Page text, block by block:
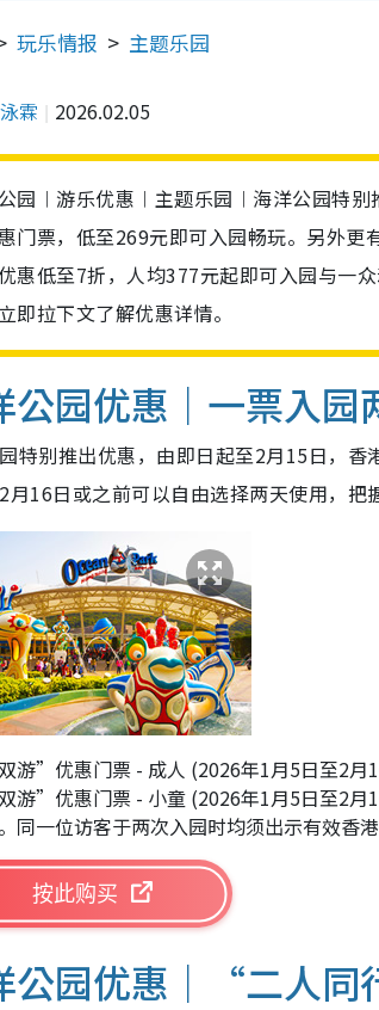
玩乐情报 主题乐园
霖 2026.02.05
园︱游乐优惠︱主题乐园︱海洋公园特
门票，低至269元即可入园畅玩。另外
惠低至7折，人均377元起即可入园与一
即拉下文了解优惠详情。
公园优惠｜一票入园
特别推出优惠，由即日起至2月15日，
月16日或之前可以自由选择两天使用，把
游”优惠门票 - 成人 (2026年1月5日至2月
游”优惠门票 - 小童 (2026年1月5日至2
同一位访客于两次入园时均须出示有效香
按此购买
公园优惠｜“二人